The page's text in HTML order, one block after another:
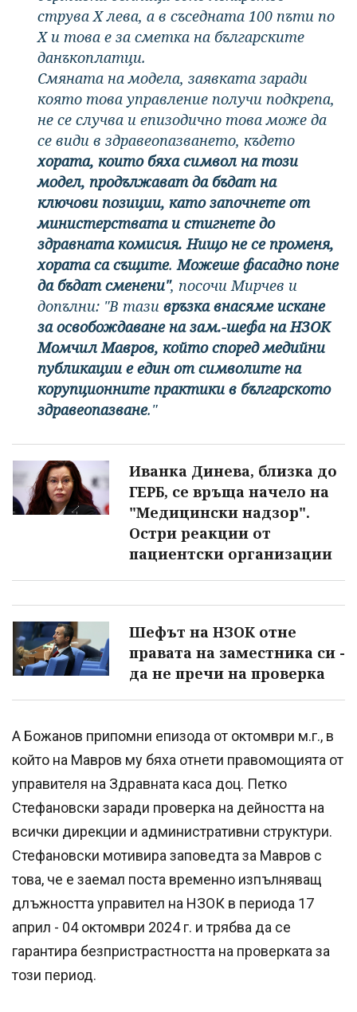
струва Х лева, а в съседната 100 пъти по
Х и това е за сметка на българските
данъкоплатци.
Смяната на модела, заявката заради
която това управление получи подкрепа,
не се случва и епизодично това може да
се види в здравеопазването, където
хората, които бяха символ на този
модел, продължават да бъдат на
ключови позиции, като започнете от
министерствата и стигнете до
здравната комисия. Нищо не се променя,
хората са същите.Можеше фасадно поне
да бъдат сменени", посочи Мирчев и
допълни: "В тази връзка внасяме искане
за освобождаване на зам.-шефа на НЗОК
Момчил Мавров, който според медийни
публикации е един от символите на
корупционните практики в българското
здравеопазване."
Иванка Динева, близка до
ГЕРБ, се връща начело на
"Медицински надзор".
Остри реакции от
пациентски организации
Шефът на НЗОК отне
правата на заместника си -
да не пречи на проверка
А Божанов припомни епизода от октомври м.г., в
който на Мавров му бяха отнети правомощията от
управителя на Здравната каса доц. Петко
Стефановски заради проверка на дейността на
всички дирекции и административни структури.
Стефановски мотивира заповедта за Мавров с
това, че е заемал поста временно изпълняващ
длъжността управител на НЗОК в периода 17
април - 04 октомври 2024 г. и трябва да се
гарантира безпристрастността на проверката за
този период.